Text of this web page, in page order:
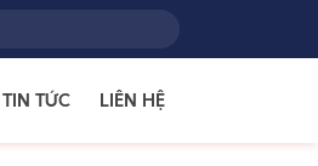
TIN TỨC LIÊN HỆ